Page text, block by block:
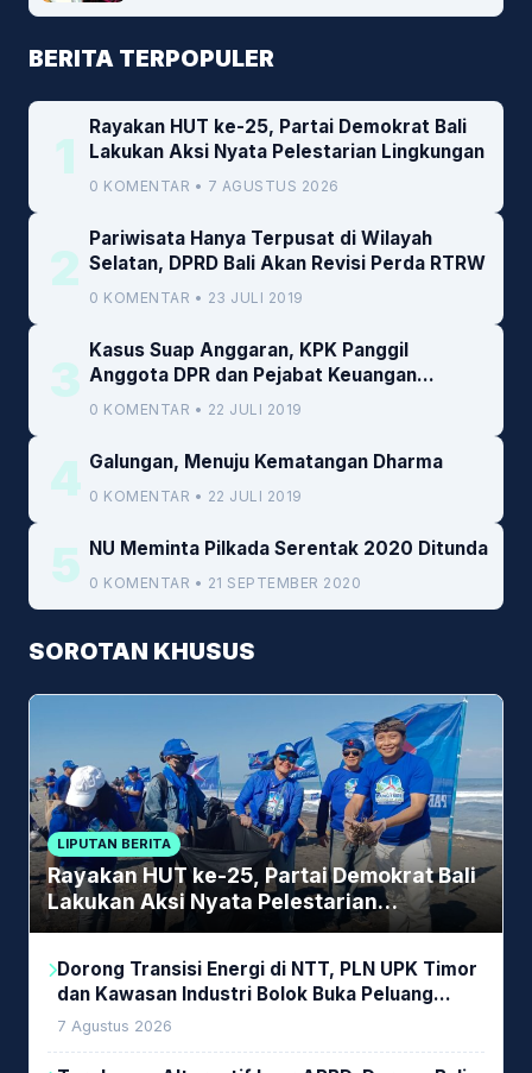
BERITA TERPOPULER
1
Rayakan HUT ke-25, Partai Demokrat Bali
Lakukan Aksi Nyata Pelestarian Lingkungan
0 KOMENTAR • 7 AGUSTUS 2026
2
Pariwisata Hanya Terpusat di Wilayah
Selatan, DPRD Bali Akan Revisi Perda RTRW
0 KOMENTAR • 23 JULI 2019
3
Kasus Suap Anggaran, KPK Panggil
Anggota DPR dan Pejabat Keuangan
Kemenkeu
0 KOMENTAR • 22 JULI 2019
4 Galungan, Menuju Kematangan Dharma
0 KOMENTAR • 22 JULI 2019
5 NU Meminta Pilkada Serentak 2020 Ditunda
0 KOMENTAR • 21 SEPTEMBER 2020
SOROTAN KHUSUS
LIPUTAN BERITA
Rayakan HUT ke-25, Partai Demokrat Bali
Lakukan Aksi Nyata Pelestarian
Lingkungan
Dorong Transisi Energi di NTT, PLN UPK Timor
dan Kawasan Industri Bolok Buka Peluang
Investasi Woodchip untuk Cofiring PLTU Bolok
7 Agustus 2026